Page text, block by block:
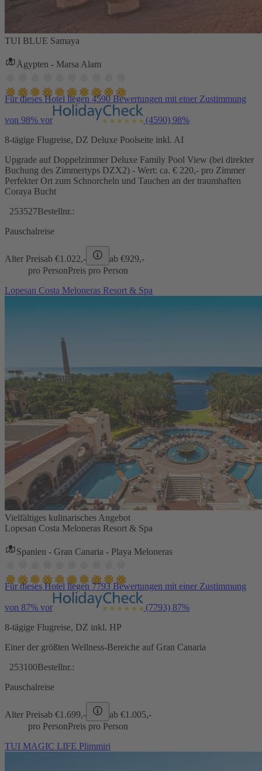
TUI BLUE Samaya
Ägypten - Marsa Alam
Für dieses Hotel liegen 4590 Bewertungen mit einer Zustimmung
von 98% vor (4590) 98%
8-tägige Flugreise, DZ Deluxe Poolseite inkl. AI
Upgrade auf Doppelzimmer Deluxe Family Pool View (bei direkter
Buchung des Zimmertyps DZX2) - Wert: ca. € 220,- pro Zimmer
Perfekter Ort zum Schnorcheln und Tauchen an der traumhaften
Coraya Bucht
253527Bestellnr.:
Pauschalreise
Alter Preisab €1.022,- ab €929,-
pro PersonPreis pro Person
Lopesan Costa Meloneras Resort & Spa
Vielfältiges kulinarisches Angebot
Lopesan Costa Meloneras Resort & Spa
Spanien - Gran Canaria - Playa Meloneras
Für dieses Hotel liegen 7793 Bewertungen mit einer Zustimmung
von 87% vor (7793) 87%
8-tägige Flugreise, DZ inkl. HP
Einer der größten Wellness-Bereiche auf Gran Canaria
253100Bestellnr.:
Pauschalreise
Alter Preisab €1.699,- ab €1.005,-
pro PersonPreis pro Person
TUI MAGIC LIFE Plimmiri